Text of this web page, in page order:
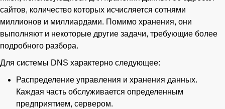
сайтов, количество которых исчисляется сотнями
миллионов и миллиардами. Помимо хранения, они
выполняют и некоторые другие задачи, требующие более
подробного разбора.
Для системы DNS характерно следующее:
Распределение управления и хранения данных.
Каждая часть обслуживается определенным
предприятием, сервером.